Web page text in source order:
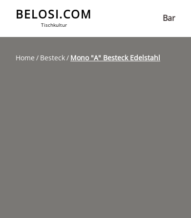
BELOSI.COM
Tischkultur
Bar
Home Besteck Mono "A" Besteck Edelstahl